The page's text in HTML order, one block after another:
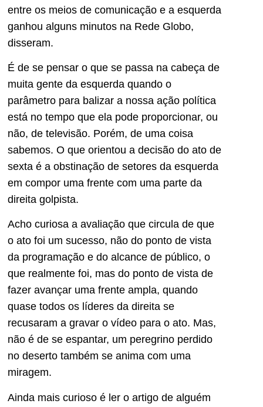
entre os meios de comunicação e a esquerda
ganhou alguns minutos na Rede Globo,
disseram.
É de se pensar o que se passa na cabeça de
muita gente da esquerda quando o
parâmetro para balizar a nossa ação política
está no tempo que ela pode proporcionar, ou
não, de televisão. Porém, de uma coisa
sabemos. O que orientou a decisão do ato de
sexta é a obstinação de setores da esquerda
em compor uma frente com uma parte da
direita golpista.
Acho curiosa a avaliação que circula de que
o ato foi um sucesso, não do ponto de vista
da programação e do alcance de público, o
que realmente foi, mas do ponto de vista de
fazer avançar uma frente ampla, quando
quase todos os líderes da direita se
recusaram a gravar o vídeo para o ato. Mas,
não é de se espantar, um peregrino perdido
no deserto também se anima com uma
miragem.
Ainda mais curioso é ler o artigo de alguém